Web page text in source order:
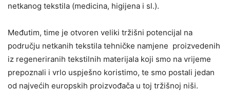
netkanog tekstila (medicina, higijena i sl.).
Međutim, time je otvoren veliki tržišni potencijal na
području netkanih tekstila tehničke namjene proizvedenih
iz regeneriranih tekstilnih materijala koji smo na vrijeme
prepoznali i vrlo uspješno koristimo, te smo postali jedan
od najvećih europskih proizvođača u toj tržišnoj niši.